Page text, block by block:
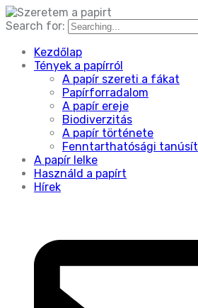
Search for:
Kezdőlap
Tények a papírról
A papír szereti a fákat
Papírforradalom
A papír ereje
Biodiverzitás
A papír története
Fenntarthatósági
A papír lelke
Használd a papírt
Hírek